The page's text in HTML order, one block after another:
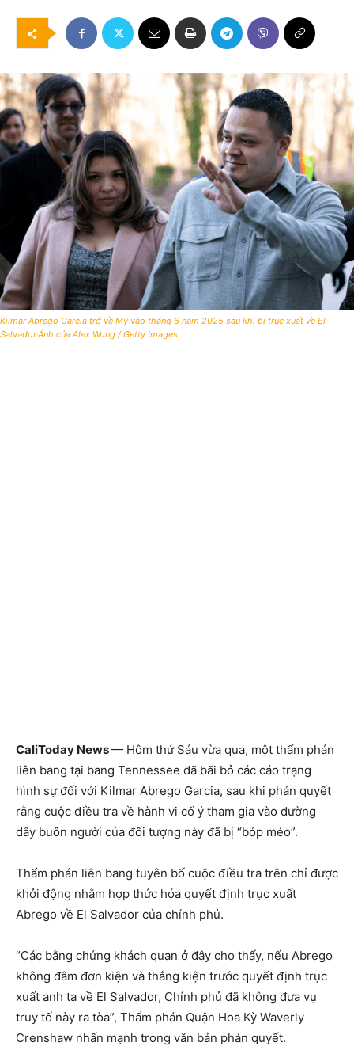
Kilmar Abrego Garcia trở về Mỹ vào tháng 6 năm 2025 sau khi bị trục xuất về El
Salvador.Ảnh của Alex Wong / Getty Images.
CaliToday News— Hôm thứ Sáu vừa qua, một thẩm phán
liên bang tại bang Tennessee đã bãi bỏ các cáo trạng
hình sự đối với Kilmar Abrego Garcia, sau khi phán quyết
rằng cuộc điều tra về hành vi cố ý tham gia vào đường
dây buôn người của đối tượng này đã bị “bóp méo”.
Thẩm phán liên bang tuyên bố cuộc điều tra trên chỉ được
khởi động nhằm hợp thức hóa quyết định trục xuất
Abrego về El Salvador của chính phủ.
“Các bằng chứng khách quan ở đây cho thấy, nếu Abrego
không đâm đơn kiện và thắng kiện trước quyết định trục
xuất anh ta về El Salvador, Chính phủ đã không đưa vụ
truy tố này ra tòa”, Thẩm phán Quận Hoa Kỳ Waverly
Crenshaw nhấn mạnh trong văn bản phán quyết.